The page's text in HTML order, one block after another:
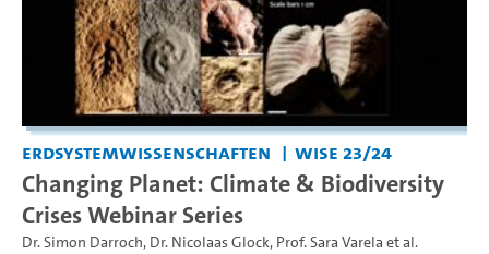
Erdsystemwissenschaften WiSe 23/24
Changing Planet: Climate & Biodiversity
Crises Webinar Series
Dr. Simon Darroch, Dr. Nicolaas Glock, Prof. Sara Varela et al.